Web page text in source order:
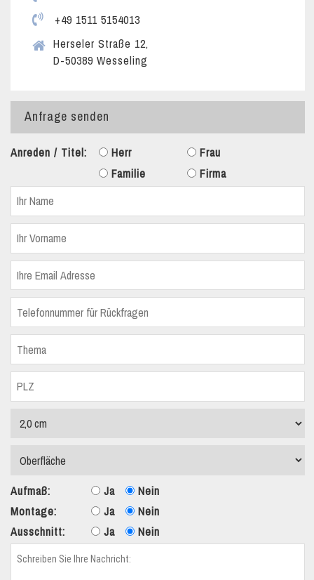
+49 1511 5154013
Herseler Straße 12,
D-50389 Wesseling
Anfrage senden
Anreden / Titel: Herr
Frau
Familie
Firma
Aufmaß: Ja
Nein
Montage:
Ja
Nein
Ausschnitt:
Ja Nein